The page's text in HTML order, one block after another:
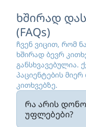
ხშირად
(FAQs)
ჩვენ ვიცით, რომ
ხშირად ბევრ
განსხვავებულია.
პაციენტების
კითხვებზე.
რა არის
უფლებები?